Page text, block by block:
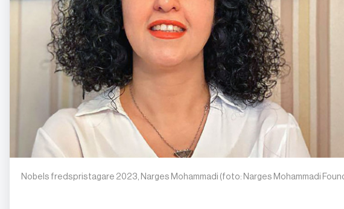
Nobels fredspristagare 2023, Narges Mohammadi (foto: Narges Mohammadi